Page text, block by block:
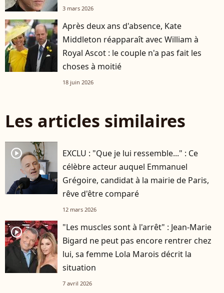
3 mars 2026
Après deux ans d'absence, Kate
Middleton réapparaît avec William à
Royal Ascot : le couple n'a pas fait les
choses à moitié
18 juin 2026
Les articles similaires
player2
EXCLU : "Que je lui ressemble..." : Ce
célèbre acteur auquel Emmanuel
Grégoire, candidat à la mairie de Paris,
rêve d'être comparé
12 mars 2026
player2
"Les muscles sont à l'arrêt" : Jean-Marie
Bigard ne peut pas encore rentrer chez
lui, sa femme Lola Marois décrit la
situation
7 avril 2026